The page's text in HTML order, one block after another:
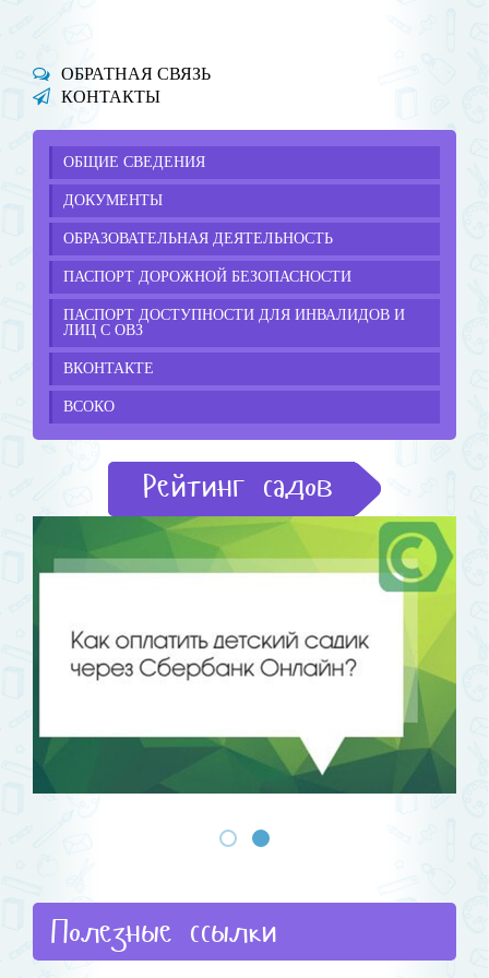
ОБРАТНАЯ СВЯЗЬ
КОНТАКТЫ
ОБЩИЕ СВЕДЕНИЯ
ДОКУМЕНТЫ
ОБРАЗОВАТЕЛЬНАЯ ДЕЯТЕЛЬНОСТЬ
ПАСПОРТ ДОРОЖНОЙ БЕЗОПАСНОСТИ
ПАСПОРТ ДОСТУПНОСТИ ДЛЯ ИНВАЛИДОВ И
ЛИЦ С ОВЗ
ВКОНТАКТЕ
ВСОКО
Рейтинг садов
Полезные ссылки